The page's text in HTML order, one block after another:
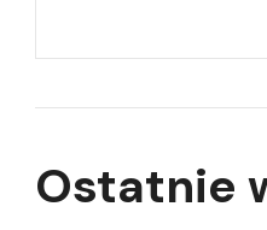
Ostatnie